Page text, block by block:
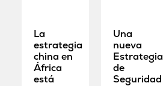
La
estrategia
china en
África
está
Una
nueva
Estrategia
de
Seguridad